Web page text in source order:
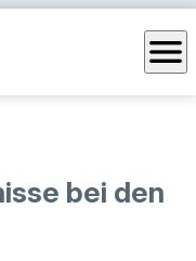
menu
bei den